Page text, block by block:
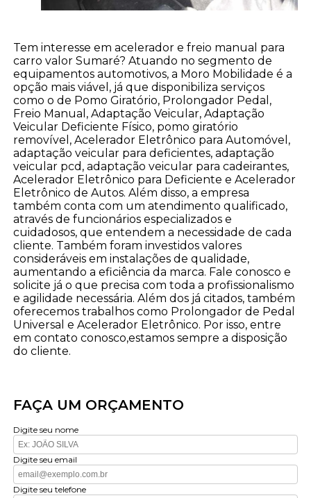
Tem interesse em acelerador e freio manual para
carro valor Sumaré? Atuando no segmento de
equipamentos automotivos, a Moro Mobilidade é a
opção mais viável, já que disponibiliza serviços
como o de Pomo Giratório, Prolongador Pedal,
Freio Manual, Adaptação Veicular, Adaptação
Veicular Deficiente Físico, pomo giratório
removível, Acelerador Eletrônico para Automóvel,
adaptação veicular para deficientes, adaptação
veicular pcd, adaptação veicular para cadeirantes,
Acelerador Eletrônico para Deficiente e Acelerador
Eletrônico de Autos. Além disso, a empresa
também conta com um atendimento qualificado,
através de funcionários especializados e
cuidadosos, que entendem a necessidade de cada
cliente. Também foram investidos valores
consideráveis em instalações de qualidade,
aumentando a eficiência da marca. Fale conosco e
solicite já o que precisa com toda a profissionalismo
e agilidade necessária. Além dos já citados, também
oferecemos trabalhos como Prolongador de Pedal
Universal e Acelerador Eletrônico. Por isso, entre
em contato conosco,estamos sempre a disposição
do cliente.
FAÇA UM ORÇAMENTO
Digite seu nome
Digite seu email
Digite seu telefone